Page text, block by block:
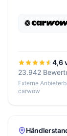
4,6
23.942
Externe
carwow